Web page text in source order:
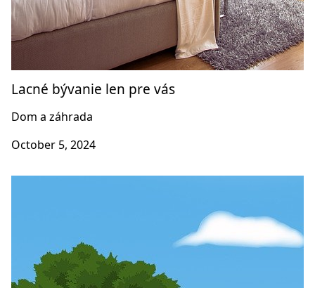
Lacné bývanie len pre vás
Dom a záhrada
October 5, 2024